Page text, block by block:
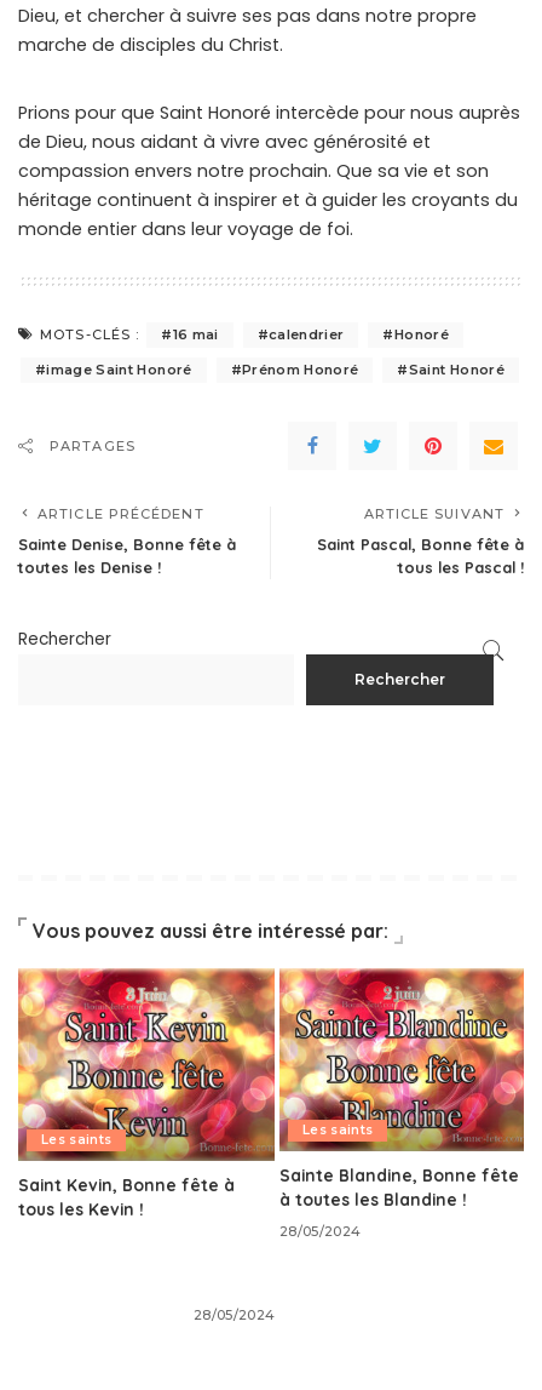
Dieu, et chercher à suivre ses pas dans notre propre
marche de disciples du Christ.
Prions pour que Saint Honoré intercède pour nous auprès
de Dieu, nous aidant à vivre avec générosité et
compassion envers notre prochain. Que sa vie et son
héritage continuent à inspirer et à guider les croyants du
monde entier dans leur voyage de foi.
MOTS-CLÉS : 16 mai calendrier Honoré
image Saint Honoré Prénom Honoré Saint Honoré
PARTAGES
ARTICLE PRÉCÉDENT
Sainte Denise, Bonne fête à
toutes les Denise !
ARTICLE SUIVANT
Saint Pascal, Bonne fête à
tous les Pascal !
Rechercher
Rechercher
Vous pouvez aussi être intéressé par:
Les saints
Saint Kevin, Bonne fête à
tous les Kevin !
28/05/2024
Les saints
Sainte Blandine, Bonne fête
à toutes les Blandine !
28/05/2024